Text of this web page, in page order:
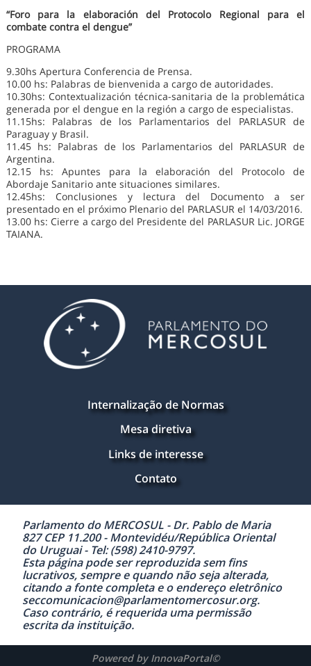
“Foro para la elaboración del Protocolo Regional para el
combate contra el dengue”
PROGRAMA
9.30hs Apertura Conferencia de Prensa.
10.00 hs: Palabras de bienvenida a cargo de autoridades.
10.30hs: Contextualización técnica-sanitaria de la problemática
generada por el dengue en la región a cargo de especialistas.
11.15hs: Palabras de los Parlamentarios del PARLASUR de
Paraguay y Brasil.
11.45 hs: Palabras de los Parlamentarios del PARLASUR de
Argentina.
12.15 hs: Apuntes para la elaboración del Protocolo de
Abordaje Sanitario ante situaciones similares.
12.45hs: Conclusiones y lectura del Documento a ser
presentado en el próximo Plenario del PARLASUR el 14/03/2016.
13.00 hs: Cierre a cargo del Presidente del PARLASUR Lic. JORGE
TAIANA.
Internalização de Normas
Mesa diretiva
Links de interesse
Contato
Parlamento do MERCOSUL - Dr. Pablo de Maria
827 CEP 11.200 - Montevidéu/República Oriental
do Uruguai - Tel: (598) 2410-9797.
Esta página pode ser reproduzida sem fins
lucrativos, sempre e quando não seja alterada,
citando a fonte completa e o endereço eletrônico
seccomunicacion@parlamentomercosur.org.
Caso contrário, é requerida uma permissão
escrita da instituição.
Powered by InnovaPortal©